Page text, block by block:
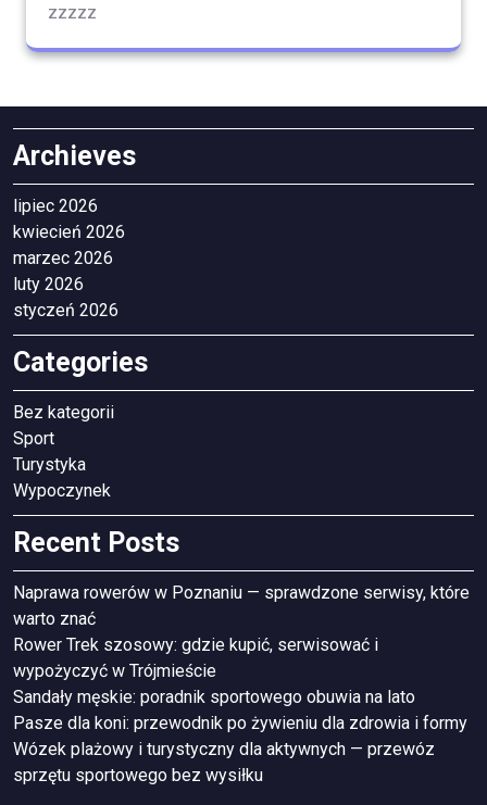
zzzzz
Archieves
lipiec 2026
kwiecień 2026
marzec 2026
luty 2026
styczeń 2026
Categories
Bez kategorii
Sport
Turystyka
Wypoczynek
Recent Posts
Naprawa rowerów w Poznaniu — sprawdzone serwisy, które
warto znać
Rower Trek szosowy: gdzie kupić, serwisować i
wypożyczyć w Trójmieście
Sandały męskie: poradnik sportowego obuwia na lato
Pasze dla koni: przewodnik po żywieniu dla zdrowia i formy
Wózek plażowy i turystyczny dla aktywnych — przewóz
sprzętu sportowego bez wysiłku